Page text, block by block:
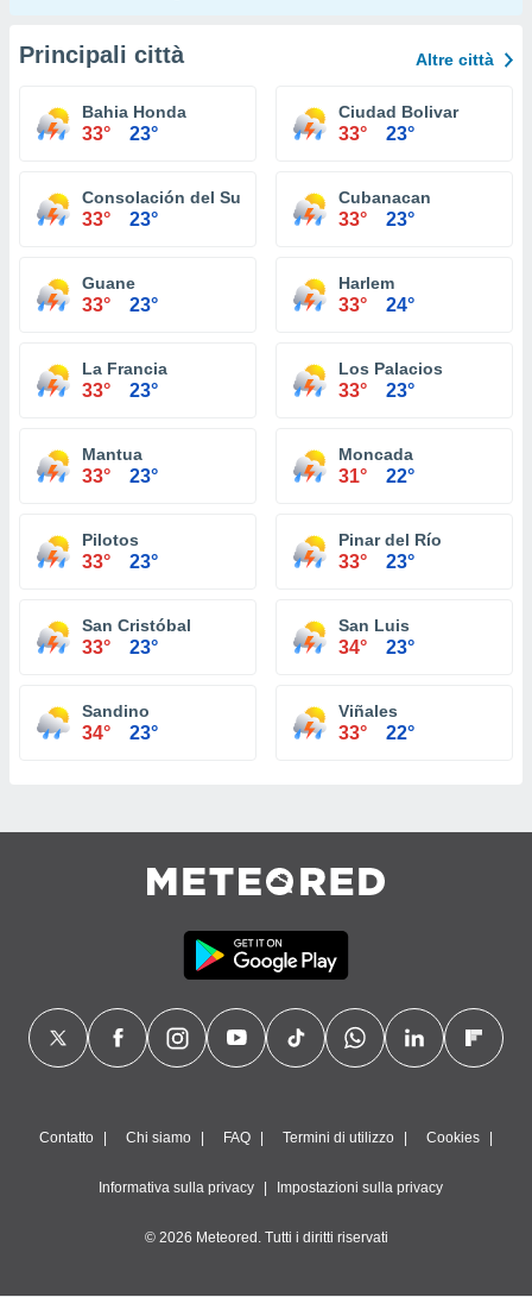
Principali città Altre città
Bahia Honda
33° 23°
Ciudad Bolivar
33° 23°
Consolación del Sur
33° 23°
Cubanacan
33° 23°
Guane
33° 23°
Harlem
33° 24°
La Francia
33° 23°
Los Palacios
33° 23°
Mantua
33° 23°
Moncada
31° 22°
Pilotos
33° 23°
Pinar del Río
33° 23°
San Cristóbal
33° 23°
San Luis
34° 23°
Sandino
34° 23°
Viñales
33° 22°
Contatto Chi siamo FAQ Termini di utilizzo Cookies
Informativa sulla privacy Impostazioni sulla privacy
© 2026 Meteored. Tutti i diritti riservati